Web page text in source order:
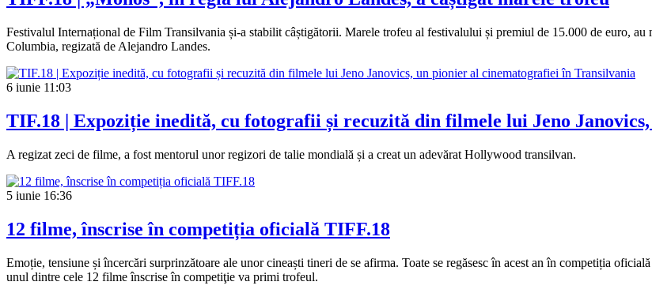
Festivalul Internațional de Film Transilvania și-a stabilit câștigătorii. Marele trofeu al festivalului și premiul de 15.000 de euro,
Columbia, regizată de Alejandro Landes.
6 iunie 11:03
TIF.18 | Expoziție inedită, cu fotografii și recuzită din filmele lui Jeno
A regizat zeci de filme, a fost mentorul unor regizori de talie mondială și a creat un adevărat Hollywood transilvan.
5 iunie 16:36
12 filme, înscrise în competiția oficială TIFF.18
Emoție, tensiune și încercări surprinzătoare ale unor cineaști tineri de se afirma. Toate se regăsesc în acest an în competiția
unul dintre cele 12 filme înscrise în competiţie va primi trofeul.